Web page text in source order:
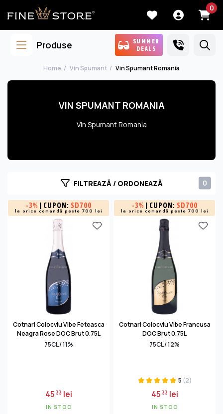
0
Produse
SUMMER
DEALS
Home Vin Spumant Vin Spumant Romania
VIN SPUMANT ROMANIA
Vin Spumant Romania
FILTREAZĂ / ORDONEAZĂ 0
-3% | CUPON: SD700
la orice comandă peste 700 lei
Cotnari Colocviu Vibe Feteasca
Neagra Rose DOC Brut 0.75L
75CL / 11%
45 33 lei
IN STOC
-3% | CUPON: SD700
la orice comandă peste 700 lei
Cotnari Colocviu Vibe Francusa
DOC Brut 0.75L
75CL / 12%
5 (2)
45 33 lei
IN STOC